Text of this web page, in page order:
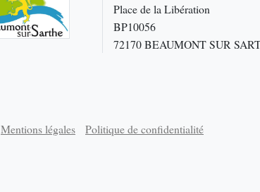
Place de la Libération
BP10056
72170 BEAUMONT SUR
Mentions légales Politique de confidentialité